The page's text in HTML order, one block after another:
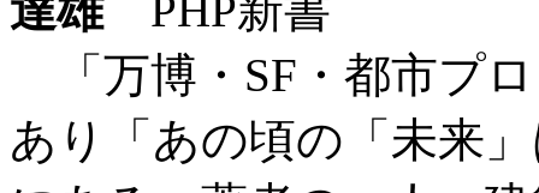
「万博・SF・都市プ
あり「あの頃の「未来